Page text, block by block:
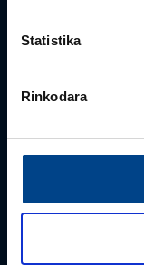
Statistika
Rinkodara
Edmas Nausėdas
Vardas*